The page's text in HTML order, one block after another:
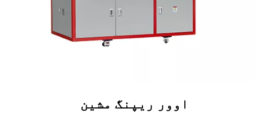
اوور ریپنگ مشین